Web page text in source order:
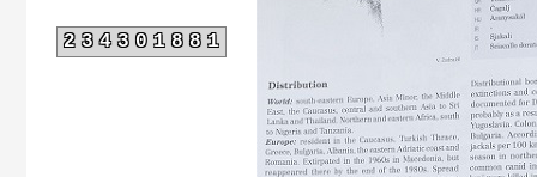
234301881